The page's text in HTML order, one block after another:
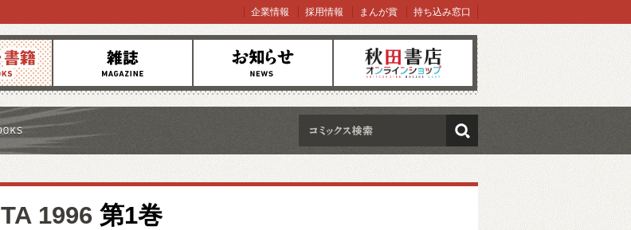
雑誌 お知らせ オンラインショップ
企業情報 採用情報 まんが賞 持ち込み窓口
検索
1996 第1巻